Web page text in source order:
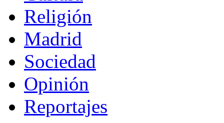
Religión
Madrid
Sociedad
Opinión
Reportajes